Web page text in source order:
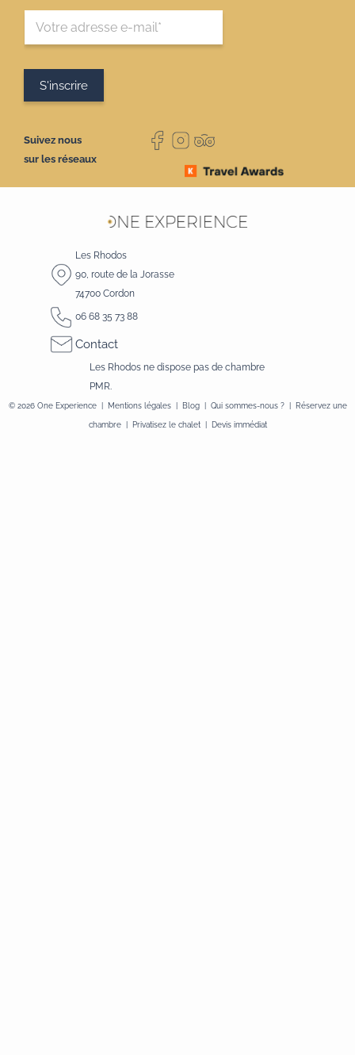
A
L
S'inscrire
Suivez nous
sur les réseaux
Les Rhodos
90, route de la Jorasse
74700 Cordon
06 68 35 73 88
Contact
Les Rhodos ne dispose pas de chambre
PMR.
© 2026 One Experience| Mentions légales| Blog | Qui sommes-nous ?| Réservez une
chambre| Privatisez le chalet | Devis immédiat